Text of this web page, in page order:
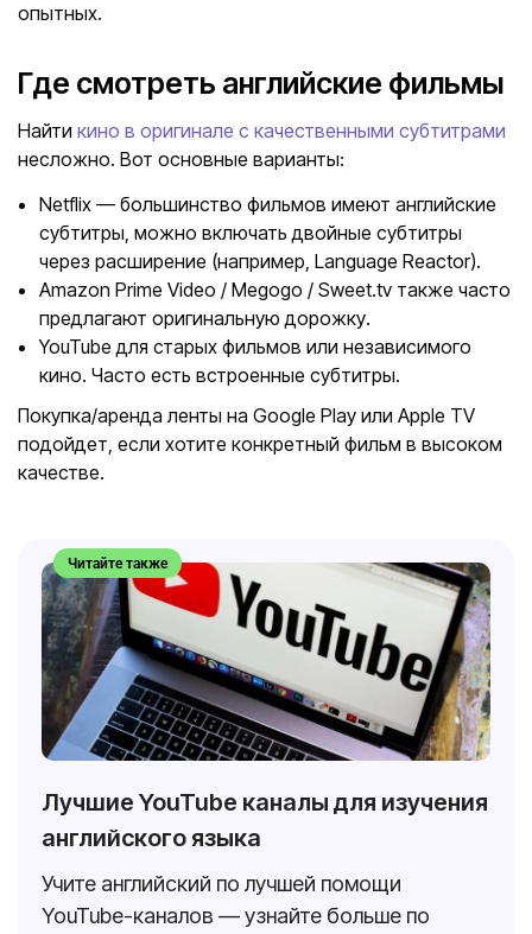
опытных.
Где смотреть английские фильмы
Найти кино в оригинале с качественными субтитрами
несложно. Вот основные варианты:
Netflix — большинство фильмов имеют английские
субтитры, можно включать двойные субтитры
через расширение (например, Language Reactor).
Amazon Prime Video / Megogo / Sweet.tv также часто
предлагают оригинальную дорожку.
YouTube для старых фильмов или независимого
кино. Часто есть встроенные субтитры.
Покупка/аренда ленты на Google Play или Apple TV
подойдет, если хотите конкретный фильм в высоком
качестве.
Лучшие YouTube каналы для изучения
английского языка
Читайте также
Учите английский по лучшей помощи
YouTube-каналов — узнайте больше по